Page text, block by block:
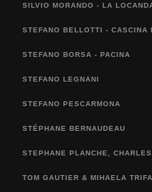
SILVIO MORANDO - LA
STEFANO BELLOTTI - CASCINA
STEFANO BORSA - PACINA
STEFANO LEGNANI
STEFANO PESCARMONA
STÉPHANE BERNAUDEAU
STEPHANE PLANCHE,
TOM GAUTIER & MIHAELA TRIFA